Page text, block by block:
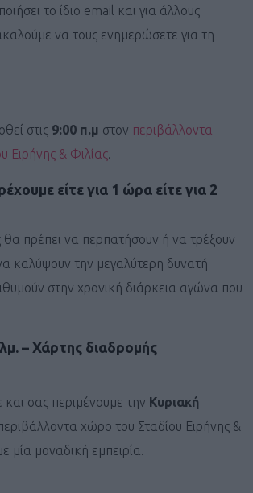
το ίδιο email και για άλλους
να τους ενημερώσετε για τη
στις 9:00 π.μ στον περιβάλλοντα
Ειρήνης & Φιλίας.
είτε για 1 ώρα είτε για 2
θα πρέπει να περπατήσουν ή να τρέξουν
καλύψουν την μεγαλύτερη δυνατή
στην χρονική διάρκεια αγώνα που
– Χάρτης διαδρομής
και σας περιμένουμε την Κυριακή
χώρο του Σταδίου Ειρήνης &
μία μοναδική εμπειρία.